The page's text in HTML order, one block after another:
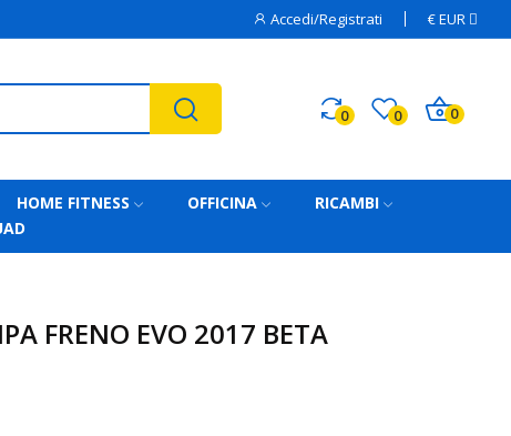
Accedi/Registrati €EUR
0 0 0
HOME FITNESS OFFICINA
RICAMBI
FRENO EVO 2017 BETA